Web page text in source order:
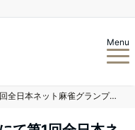
Menu
オンライン麻雀 Maru-Janにて第1回全日本ネット麻雀グランプリが開催中です！